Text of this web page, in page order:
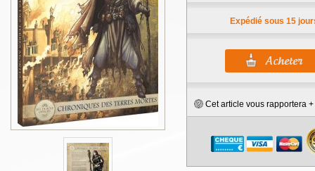
Expédié sous 15
Cet article vous rapportera +